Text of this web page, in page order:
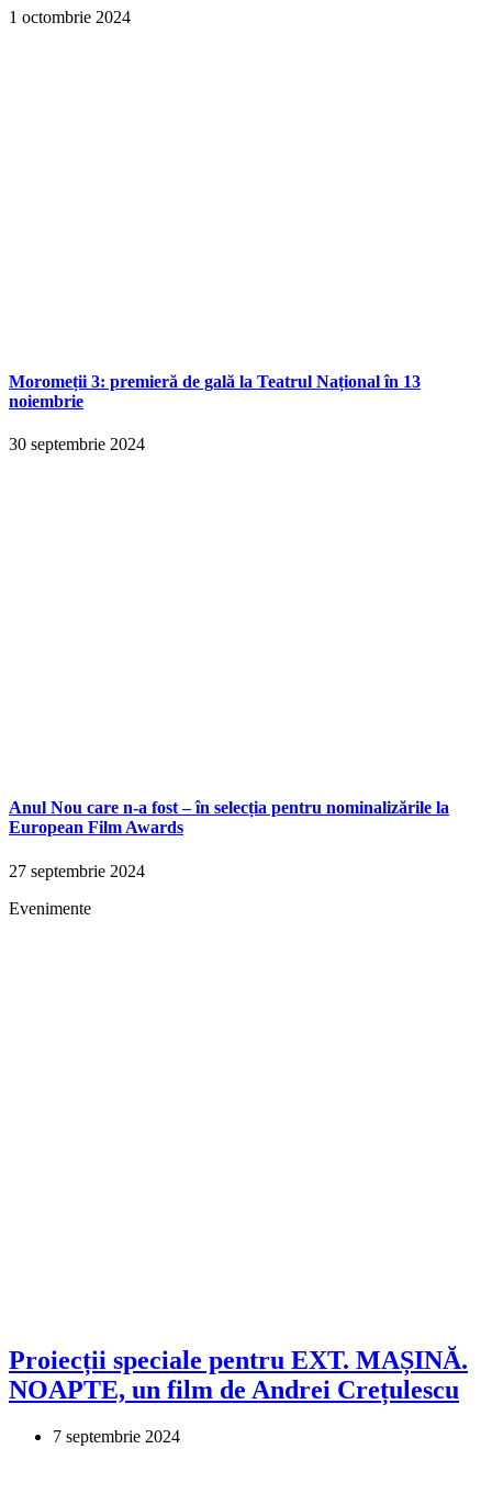
1 octombrie 2024
Moromeții 3: premieră de gală la Teatrul Național în 13
noiembrie
30 septembrie 2024
Anul Nou care n-a fost – în selecția pentru nominalizările la
European Film Awards
27 septembrie 2024
Evenimente
Proiecții speciale pentru EXT. MAȘINĂ.
NOAPTE, un film de Andrei Crețulescu
7 septembrie 2024